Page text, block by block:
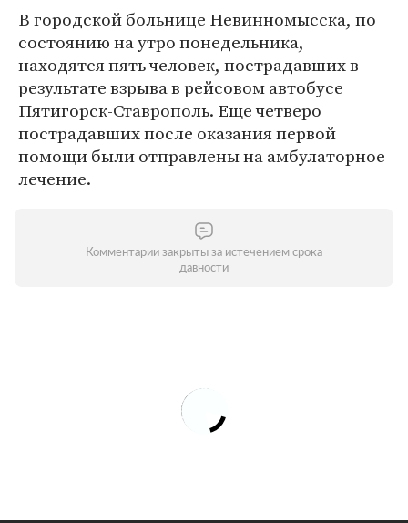
В городской больнице Невинномысска, по
состоянию на утро понедельника,
находятся пять человек, пострадавших в
результате взрыва в рейсовом автобусе
Пятигорск-Ставрополь. Еще четверо
пострадавших после оказания первой
помощи были отправлены на амбулаторное
лечение.
Комментарии закрыты за истечением срока
давности